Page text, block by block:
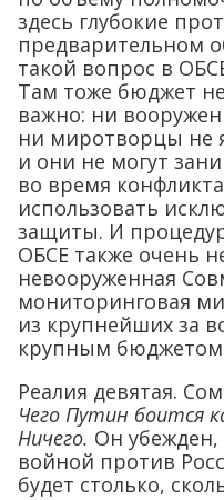
здесь глубокие
предварительном
такой вопрос в
Там тоже бюджет
важно: ни
ни миротворцы не
и они не могут
во время
использовать
защиты. И
ОБСЕ также очень
невооруженная
мониторинговая
из крупнейших за
крупным
Реалия девятая.
Чего Путин боится
Ничего. Он убежден,
войной против
будет столько,